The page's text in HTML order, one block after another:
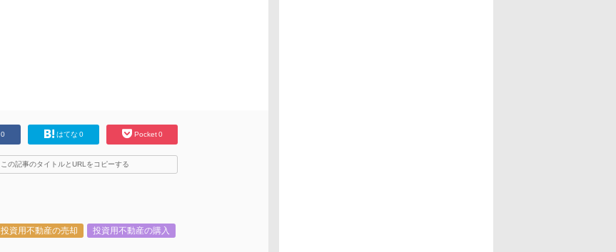
0 はてな 0 Pocket 0
この記事のタイトルとURLをコピーする
投資用不動産の売却 投資用不動産の購入